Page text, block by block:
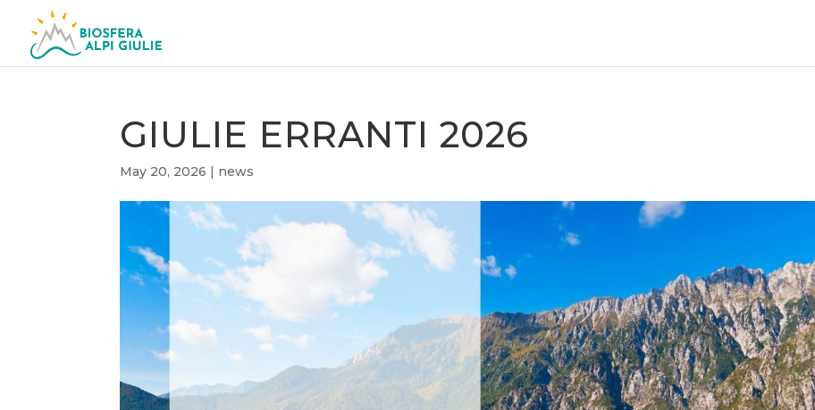
GIULIE ERRANTI 2026
May 20, 2026 | news